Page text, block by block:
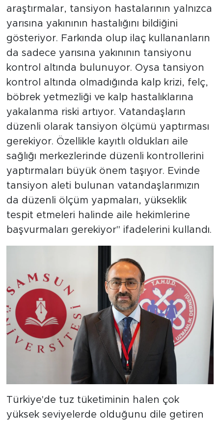
araştırmalar, tansiyon hastalarının yalnızca
yarısına yakınının hastalığını bildiğini
gösteriyor. Farkında olup ilaç kullananların
da sadece yarısına yakınının tansiyonu
kontrol altında bulunuyor. Oysa tansiyon
kontrol altında olmadığında kalp krizi, felç,
böbrek yetmezliği ve kalp hastalıklarına
yakalanma riski artıyor. Vatandaşların
düzenli olarak tansiyon ölçümü yaptırması
gerekiyor. Özellikle kayıtlı oldukları aile
sağlığı merkezlerinde düzenli kontrollerini
yaptırmaları büyük önem taşıyor. Evinde
tansiyon aleti bulunan vatandaşlarımızın
da düzenli ölçüm yapmaları, yükseklik
tespit etmeleri halinde aile hekimlerine
başvurmaları gerekiyor" ifadelerini kullandı.
Türkiye'de tuz tüketiminin halen çok
yüksek seviyelerde olduğunu dile getiren